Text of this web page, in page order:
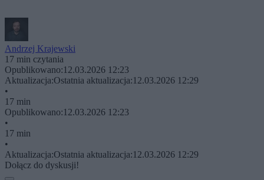
Andrzej Krajewski
17 min czytania
Opublikowano:12.03.2026 12:23
Aktualizacja:Ostatnia aktualizacja:12.03.2026 12:29
•
17 min
Opublikowano:12.03.2026 12:23
•
17 min
•
Aktualizacja:Ostatnia aktualizacja:12.03.2026 12:29
Dołącz do dyskusji!